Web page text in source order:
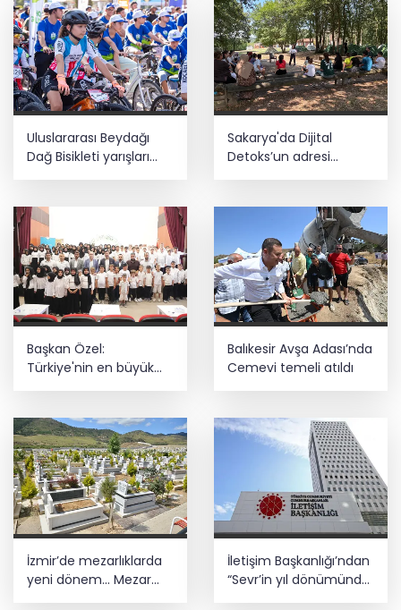
Uluslararası Beydağı
Dağ Bisikleti yarışları
Sakarya'da Dijital
Detoks’un adresi
Başkan Özel:
Türkiye'nin en büyük
gücü milli ve manevi
nesillerdir
Balıkesir Avşa Adası’nda
Cemevi temeli atıldı
İzmir’de mezarlıklarda
yeni dönem... Mezar
İletişim Başkanlığı’ndan
“Sevr’in yıl dönümünde